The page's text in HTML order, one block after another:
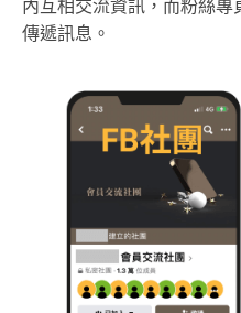
內互相交流資訊，而粉絲
傳遞訊息。